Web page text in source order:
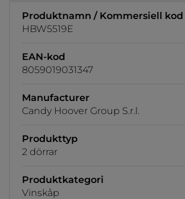
Produktnamn / Kommersiell kod
HBW5519E
EAN-kod
8059019031347
Manufacturer
Candy Hoover Group S.r.l.
Produkttyp
2 dörrar
Produktkategori
Vinskåp